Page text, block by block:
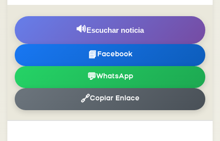
🔊Escuchar noticia
📘 Facebook
💬WhatsApp
🔗Copiar Enlace